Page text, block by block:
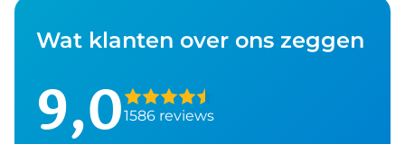
Wat klanten over ons zeggen
9,01586 reviews